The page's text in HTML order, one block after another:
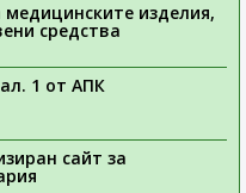
медицинските изделия,
средства
1 от АПК
сайт за